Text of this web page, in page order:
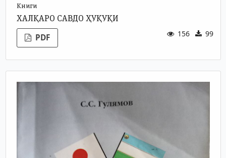
Книги
ХАЛҚАРО САВДО ҲУҚУҚИ
PDF 156 99